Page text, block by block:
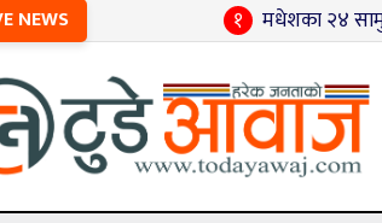
NEWS मधेशका २४ सामुदायिक